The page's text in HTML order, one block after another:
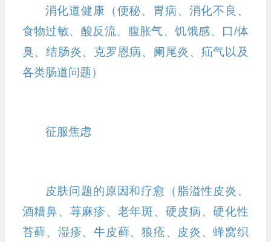
消化道健康（便秘、胃病、消化不良、
食物过敏、酸反流、腹胀气、饥饿感、口/体
臭、结肠炎、克罗恩病、阑尾炎、疝气以及
各类肠道问题）
征服焦虑
皮肤问题的原因和疗愈（脂溢性皮炎、
酒糟鼻、荨麻疹、老年斑、硬皮病、硬化性
苔藓、湿疹、牛皮藓、狼疮、皮炎、蜂窝织